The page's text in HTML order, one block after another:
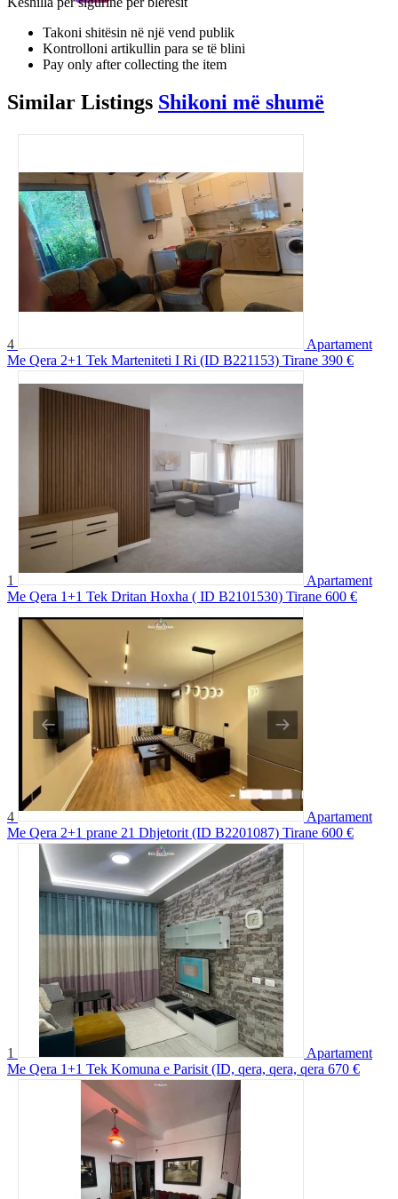
Takoni shitësin në një vend publik
Kontrolloni artikullin para se të blini
Pay only after collecting the item
Similar Listings Shikoni më shumë
4
Apartament
Me Qera 2+1 Tek Marteniteti I Ri (ID B221153) Tirane 390 €
1
Apartament
Me Qera 1+1 Tek Dritan Hoxha ( ID B2101530) Tirane 600 €
4
Apartament
Me Qera 2+1 prane 21 Dhjetorit (ID B2201087) Tirane 600 €
1
Apartament
Me Qera 1+1 Tek Komuna e Parisit (ID, qera, qera, qera 670 €